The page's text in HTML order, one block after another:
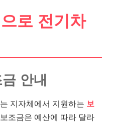
로 전기차
안내
지자체에서 지원하는 보
조금은 예산에 따라 달라